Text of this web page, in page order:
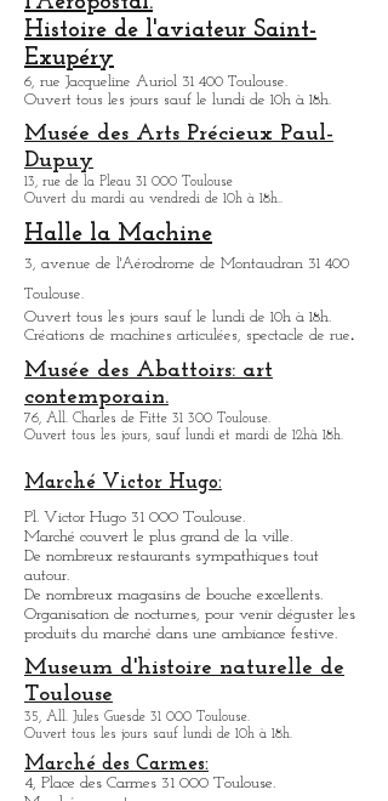
d'Airbus.
La Basilique funéraire de Saint-Pierre-
des-Cuisines:
12, place Saint-Pierre 31 000 Toulouse.
L'envol des pionniers/ Musée de
l'Aeropostal.
Histoire de l'aviateur Saint-
Exupéry
6, rue Jacqueline Auriol 31 400 Toulouse.
Ouvert tous les jours sauf le lundi de 10h à 18h.
Dupuy
13, rue de la Pleau 31 000 Toulouse
Ouvert du mardi au vendredi de 10h à 18h..
Halle la Machine
3, avenue de l'Aérodrome de Montaudran 31 400
Toulouse.
Créations de machines articulées, spectacle de rue
Musée des Abattoirs: art
contemporain.
76, All. Charles de Fitte 31 300 Toulouse.
Ouvert tous les jours, sauf lundi et mardi de 12hà 18h.
Marché Victor Hugo:
Pl. Victor Hugo 31 000 Toulouse.
Marché couvert le plus grand de la ville.
De nombreux restaurants sympathique
autour.
De nombreux magasins de bouche excellents.
Organisation de nocturnes, pour venir déguster les
produits du marché dans une ambiance festive.